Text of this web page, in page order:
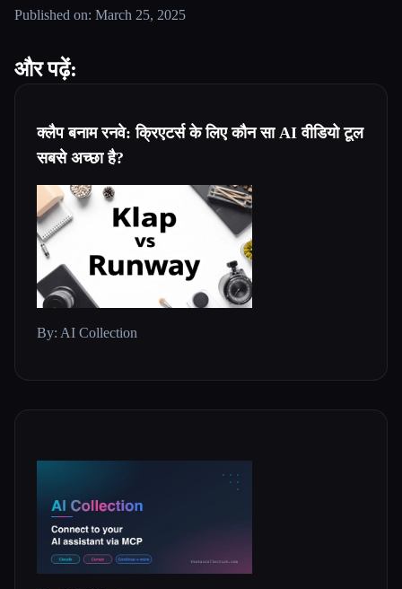
Published on: March 25, 2025
और पढ़ें:
क्लैप बनाम रनवे: क्रिएटर्स के लिए कौन सा AI वीडियो टूल
सबसे अच्छा है?
By: AI Collection